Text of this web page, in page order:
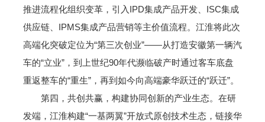
推进流程化组织变革，引入IPD集成产品开发、ISC集成
供应链、IPMS集成产品营销等主价值流程。江淮将此次
高端化突破定位为“第三次创业”——从打造安徽第一辆汽
车的“立业”，到上世纪90年代濒临破产时通过客车底盘
重返整车的“重生”，再到如今向高端豪华跃迁的“跃迁”。
第四，共创共赢，构建协同创新的产业生态。在研
发端，江淮构建“一基两翼”开放式原创技术生态，链接华